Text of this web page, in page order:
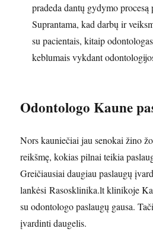
pradeda dantų gydymo procesą
Suprantama, kad darbų ir
su pacientais, kitaip
keblumais vykdant
Odontologo Kaune
Nors kauniečiai jau senokai žino
reikšmę, kokias pilnai teikia
Greičiausiai daugiau paslaugų
lankėsi Rasosklinika.lt klinikoje
su odontologo paslaugų gausa.
įvardinti daugelis.